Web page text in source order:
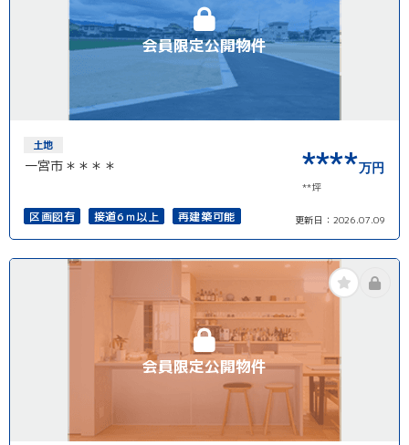
会員限定公開物件
土地
一宮市＊＊＊＊ ****万円
**坪
区画図有 接道6ｍ以上 再建築可能 更新日： 2026.07.09
会員限定公開物件